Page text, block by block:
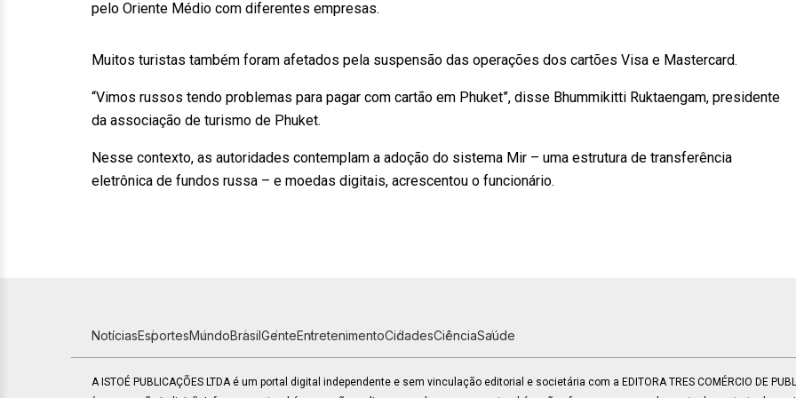
pelo Oriente Médio com diferentes empresas.
Muitos turistas também foram afetados pela suspensão das operações dos cartões Visa e Mastercard.
“Vimos russos tendo problemas para pagar com cartão em Phuket”, disse Bhummikitti Ruktaengam, presidente
da associação de turismo de Phuket.
Nesse contexto, as autoridades contemplam a adoção do sistema Mir – uma estrutura de transferência
eletrônica de fundos russa – e moedas digitais, acrescentou o funcionário.
NotíciasEsportesMundoBrasilGenteEntretenimentoCidadesCiênciaSaúde
A ISTOÉ PUBLICAÇÕES LTDA é um portal digital independente e sem vinculação editorial e societária com a EDITORA TRES COMÉRCIO DE